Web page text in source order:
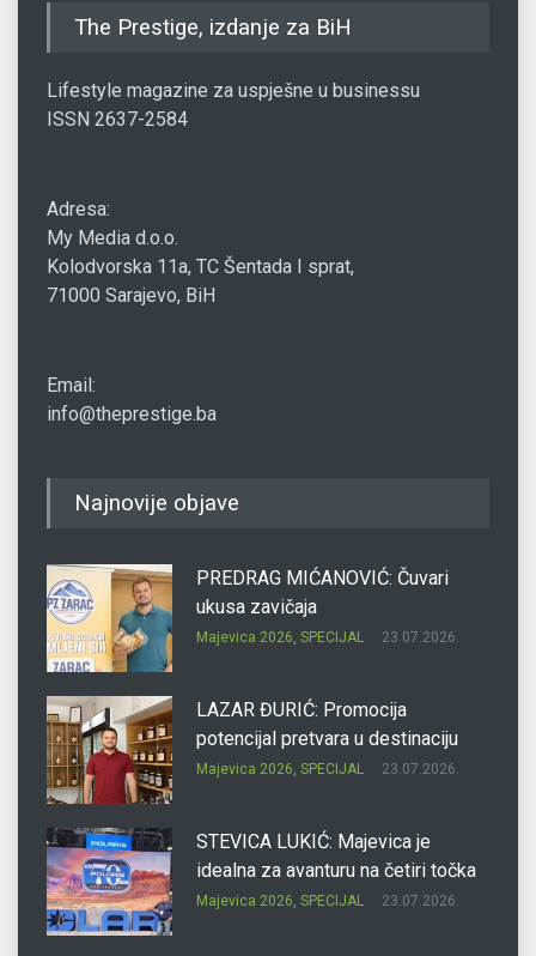
The Prestige, izdanje za BiH
Lifestyle magazine za uspješne u businessu
ISSN 2637-2584
Adresa:
My Media d.o.o.
Kolodvorska 11a, TC Šentada I sprat,
71000 Sarajevo, BiH
Email:
info@theprestige.ba
Najnovije objave
PREDRAG MIĆANOVIĆ: Čuvari
ukusa zavičaja
Majevica 2026, SPECIJAL 23.07.2026.
LAZAR ĐURIĆ: Promocija
potencijal pretvara u destinaciju
Majevica 2026, SPECIJAL 23.07.2026.
STEVICA LUKIĆ: Majevica je
idealna za avanturu na četiri točka
Majevica 2026, SPECIJAL 23.07.2026.